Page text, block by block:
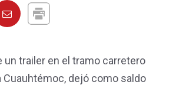
un trailer en el tramo carretero
Cuauhtémoc, dejó como saldo